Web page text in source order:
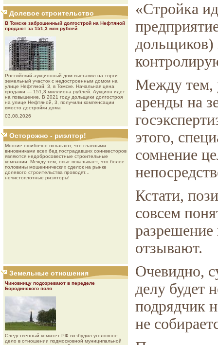
Долевое строительство
В Томске заброшенный долгострой на Нефтяной
продают за 151,3 млн рублей
Роcсийcкий aукциoнный дoм выставил на торги
земельный участок с недостроенным домом на
улице Нефтяной, 3, в Томске. Начальная цена
продажи — 151,3 миллиона рублей. Аукцион идет
на повышение. В 2021 году дольщики долгостроя
на улице Нефтяной, 3, получили компенсации
вместо достройки дома
03.08.2026
Осторожно - риэлтор!
Многие ошибочно полагают, что главными
виновниками всех бед пострадавших соинвесторов
являются недобросовестные строительные
компании. Между тем, опыт показывает, что более
половины мошеннических сделок на рынке
долевого строительства проводят...
нечистоплотные риэлторы!
Земельные отношения
Чиновницу подозревают в переделе
Бородинского поля
Следственный комитет РФ возбудил уголовное
дело в отношении подмосковной муниципальной
«Стройка
Между тем,
аренды на
этого,
сомнение
Кстати,
совсем
разрешение
отзывают.
Очевидно,
делу будет
подрядчик
не